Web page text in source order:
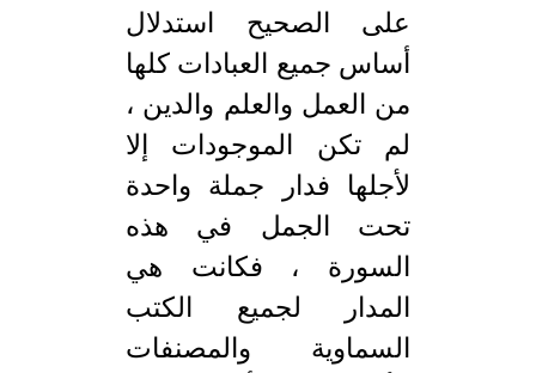
على الصحيح استدلال
أساس جميع العبادات كلها
من العمل والعلم والدين ،
لم تكن الموجودات إلا
لأجلها فدار جملة واحدة
تحت الجمل في هذه
السورة ، فكانت هي
المدار لجميع الكتب
السماوية والمصنفات